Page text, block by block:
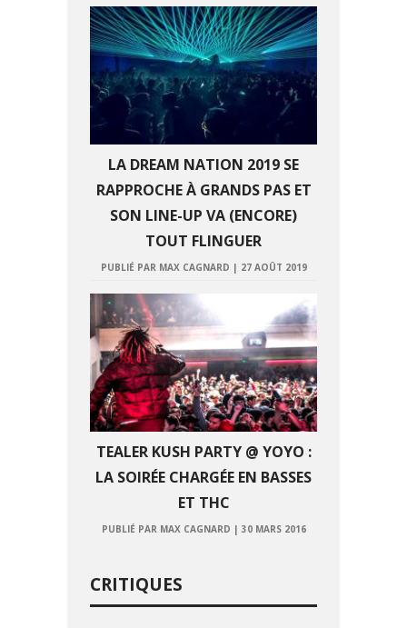
LA DREAM NATION 2019 SE
RAPPROCHE À GRANDS PAS ET
SON LINE-UP VA (ENCORE)
TOUT FLINGUER
PUBLIÉ PAR MAX CAGNARD | 27 AOÛT 2019
TEALER KUSH PARTY @ YOYO :
LA SOIRÉE CHARGÉE EN BASSES
ET THC
PUBLIÉ PAR MAX CAGNARD | 30 MARS 2016
CRITIQUES